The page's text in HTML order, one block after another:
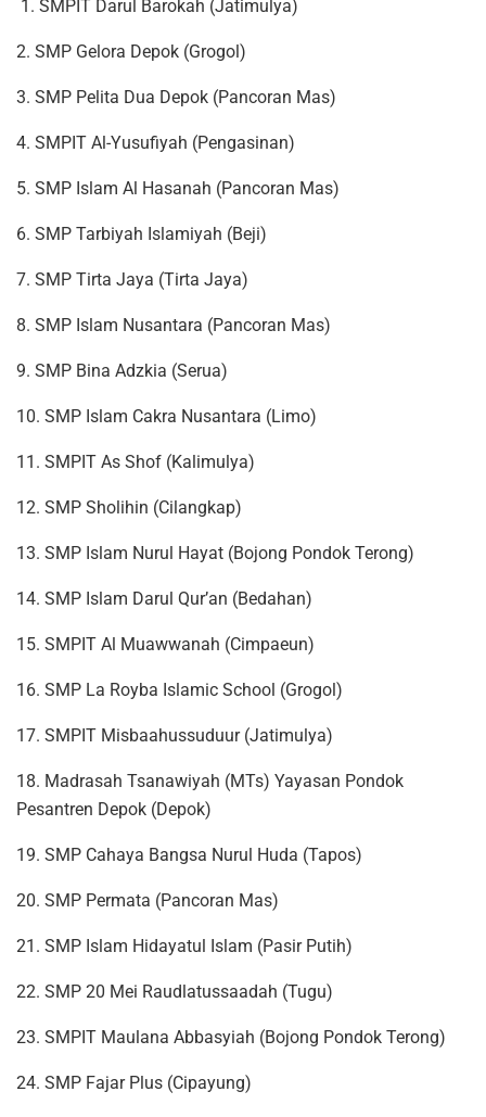
1. SMPIT Darul Barokah (Jatimulya)
2. SMP Gelora Depok (Grogol)
3. SMP Pelita Dua Depok (Pancoran Mas)
4. SMPIT Al-Yusufiyah (Pengasinan)
5. SMP Islam Al Hasanah (Pancoran Mas)
6. SMP Tarbiyah Islamiyah (Beji)
7. SMP Tirta Jaya (Tirta Jaya)
8. SMP Islam Nusantara (Pancoran Mas)
9. SMP Bina Adzkia (Serua)
10. SMP Islam Cakra Nusantara (Limo)
11. SMPIT As Shof (Kalimulya)
12. SMP Sholihin (Cilangkap)
13. SMP Islam Nurul Hayat (Bojong Pondok Terong)
14. SMP Islam Darul Qur’an (Bedahan)
15. SMPIT Al Muawwanah (Cimpaeun)
16. SMP La Royba Islamic School (Grogol)
17. SMPIT Misbaahussuduur (Jatimulya)
18. Madrasah Tsanawiyah (MTs) Yayasan Pondok
Pesantren Depok (Depok)
19. SMP Cahaya Bangsa Nurul Huda (Tapos)
20. SMP Permata (Pancoran Mas)
21. SMP Islam Hidayatul Islam (Pasir Putih)
22. SMP 20 Mei Raudlatussaadah (Tugu)
23. SMPIT Maulana Abbasyiah (Bojong Pondok Terong)
24. SMP Fajar Plus (Cipayung)